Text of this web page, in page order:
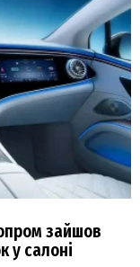
зайшов
у салоні